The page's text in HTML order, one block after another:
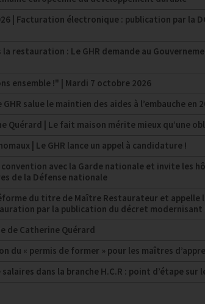
| Facturation électronique : publication par la
la restauration : Le GHR demande au
ensemble !" | Mardi 7 octobre 2026
salue le maintien des aides à l’embauche en
Quérard | Le fait maison mérite mieux qu’une
| Le GHR lance un appel à candidature !
convention avec la Garde nationale et invite les
de la Défense nationale
du titre de Maître Restaurateur et appelle
par la publication du décret modernisant
de Catherine Quérard
du « permis de former » pour les maîtres
dans la branche H.C.R : point d’étape sur